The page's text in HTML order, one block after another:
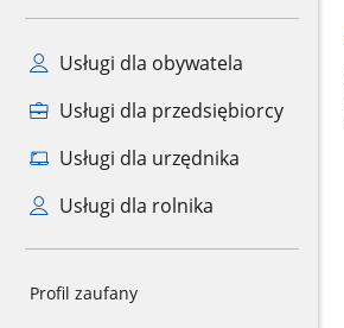
Usługi dla obywatela
Usługi dla przedsiębiorcy
Usługi dla urzędnika
Usługi dla rolnika
Profil zaufany